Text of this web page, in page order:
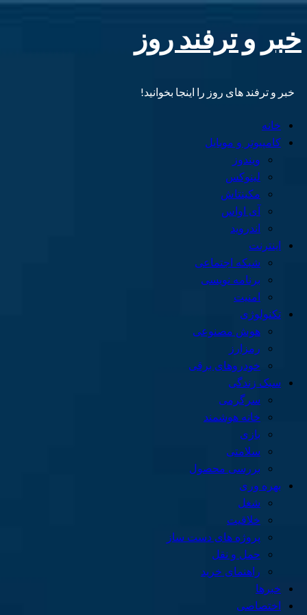
to
content
خبر و ترفند روز
خبر و ترفند های روز را اینجا بخوانید!
Primary
Menu
خانه
کامپیوتر و موبایل
ویندوز
لینوکس
مکینتاش
آی اواس
اندروید
اینترنت
شبکه اجتماعی
برنامه نویسی
امنیت
تکنولوژی
هوش مصنوعی
رمزارز
خودروهای برقی
سبک زندگی
سرگرمی
خانه هوشمند
بازی
سلامتی
بررسی محصول
بهره وری
شغل
خلاقیت
پروژه های دست ساز
حمل و نقل
راهنمای خرید
خبرها
اختصاصی